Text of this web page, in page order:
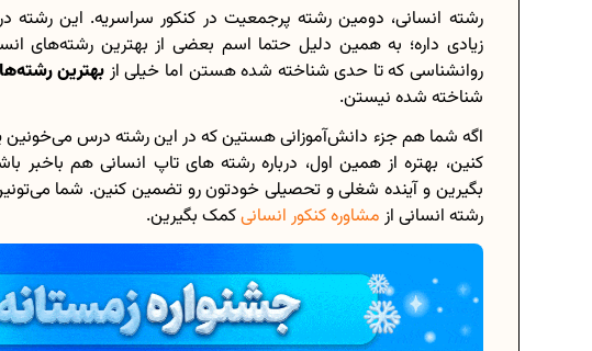
عادات افراد موفق
برنامه‌ ریزی درسی هشتم
چگونه برنامه‌ ریزی درسی کنیم؟
دانلود رایگان نمونه سوالات امتحانی...
دانلود رایگان کتاب‌های دوازدهم...
رشته انسانی، دومین رشته پرجمعیت در کنکور سراسریه. این رشته
زیادی داره؛ به همین دلیل حتما اسم بعضی از بهترین رشته‌های
روانشناسی که تا حدی شناخته شده‌ هستن اما خیلی از بهترین
شناخته شده نیستن.
اگه شما هم جزء دانش‌آموزانی هستین که در این رشته درس می‌خونین
کنین، بهتره از همین اول، درباره رشته های تاپ انسانی هم باخبر
بگیرین و آینده شغلی و تحصیلی خودتون رو تضمین کنین. شما
رشته انسانی از مشاوره کنکور انسانیکمک بگیرین.